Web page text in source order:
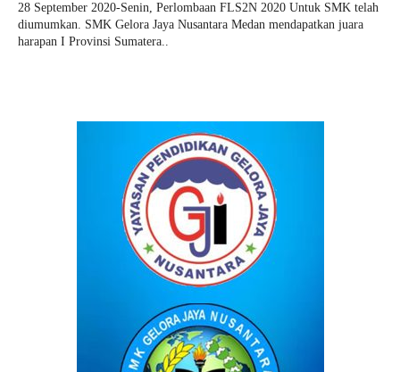
28 September 2020-Senin, Perlombaan FLS2N 2020 Untuk SMK telah
diumumkan. SMK Gelora Jaya Nusantara Medan mendapatkan juara
harapan I Provinsi Sumatera..